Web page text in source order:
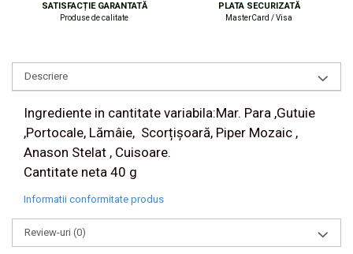
SATISFACȚIE GARANTATĂ
Produse de calitate
PLATA SECURIZATĂ
MasterCard / Visa
Descriere
Ingrediente in cantitate variabila:Mar. Para ,Gutuie
,Portocale, Lămâie, Scorțișoară, Piper Mozaic ,
Anason Stelat , Cuisoare.
Cantitate neta 40 g
Informatii conformitate produs
Review-uri (0)